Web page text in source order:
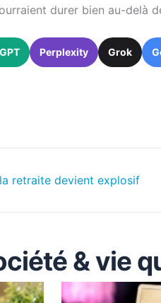
durer bien au-delà
Perplexity Grok
retraite devient explosif
& vie